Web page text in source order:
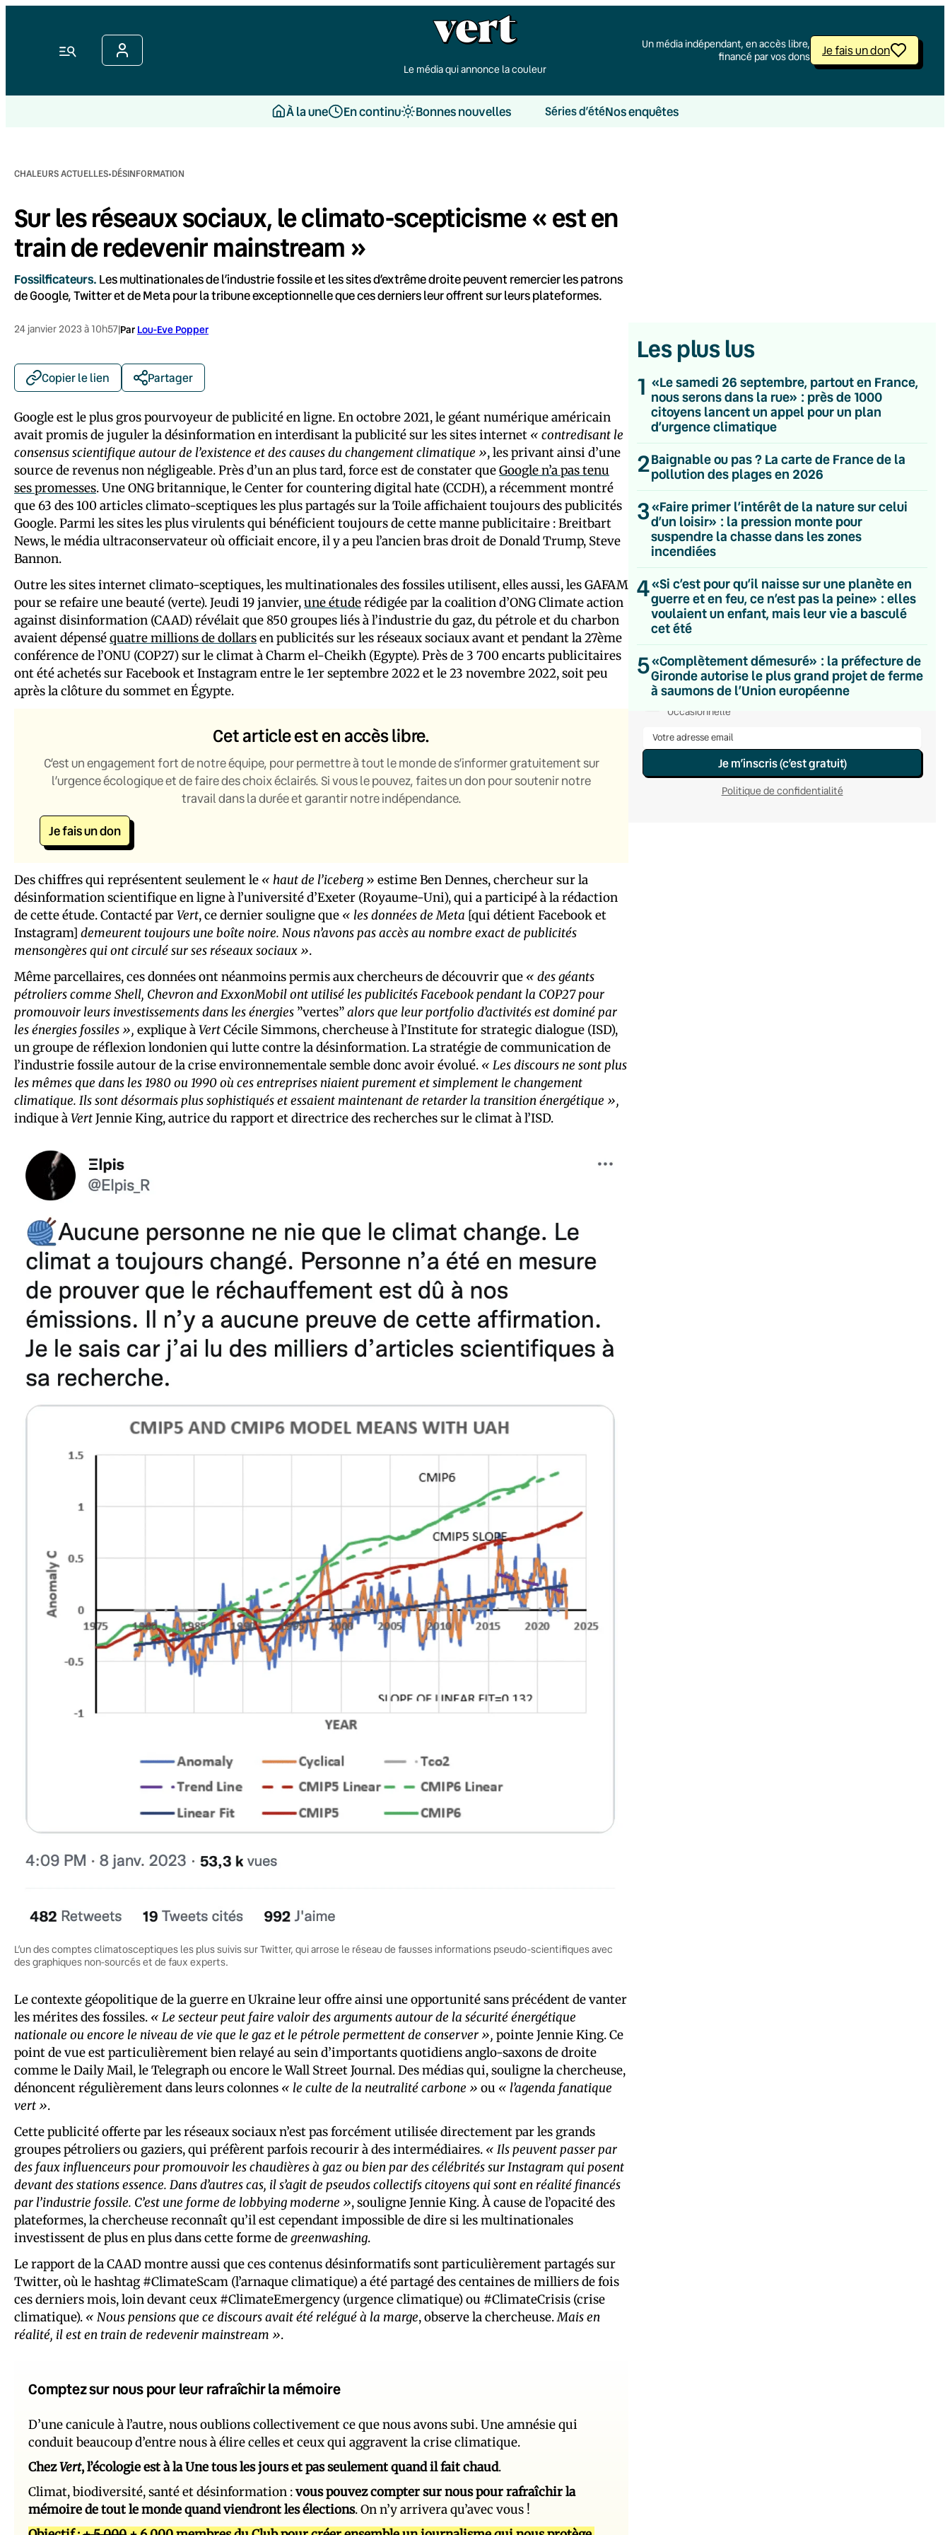
Menu
Le média qui annonce la couleur
Un média indépendant, en accès libre,
financé par vos dons
Je fais un don
À la une En continu Bonnes nouvelles Séries d’étéNos enquêtes
CHALEURS ACTUELLES·DÉSINFORMATION
Sur les réseaux sociaux, le climato-scepticisme « est en
train de redevenir mainstream »
Fossilficateurs. Les multinationales de l’industrie fossile et les sites d’extrême droite peuvent remercier les patrons
de Google, Twitter et de Meta pour la tribune exceptionnelle que ces derniers leur offrent sur leurs plateformes.
24 janvier 2023 à 10h57|Par Lou-Eve Popper
Copier le lien Partager
Google est le plus gros pourvoyeur de publicité en ligne. En octobre 2021, le géant numérique américain
avait promis de juguler la désinformation en interdisant la publicité sur les sites internet « contredisant le
consensus scientifique autour de l’existence et des causes du changement climatique », les privant ainsi d’une
source de revenus non négligeable. Près d’un an plus tard, force est de constater queGoogle n’a pas tenu
ses promesses. Une ONG britannique, le Center for countering digital hate (CCDH), a récemment montré
que 63 des 100 articles climato-sceptiques les plus partagés sur la Toile affichaient toujours des publicités
Google. Parmi les sites les plus virulents qui bénéficient toujours de cette manne publicitaire : Breitbart
News, le média ultraconservateur où officiait encore, il y a peu l’ancien bras droit de Donald Trump, Steve
Bannon.
Outre les sites internet climato-sceptiques, les multinationales des fossiles utilisent, elles aussi, les GAFAM
pour se refaire une beauté (verte). Jeudi 19 janvier,une étuderédigée par la coalition d’ONG Climate action
against disinformation (CAAD) révélait que 850 groupes liés à l’industrie du gaz, du pétrole et du charbon
avaient dépenséquatre millions de dollarsen publicités sur les réseaux sociaux avant et pendant la 27ème
conférence de l’ONU (COP27) sur le climat à Charm el-Cheikh (Egypte). Près de 3 700 encarts publicitaires
ont été achetés sur Facebook et Instagram entre le 1er septembre 2022 et le 23 novembre 2022, soit peu
après la clôture du sommet en Égypte.
Cet article est en accès libre.
C’est un engagement fort de notre équipe, pour permettre à tout le monde de s’informer gratuitement sur
l’urgence écologique et de faire des choix éclairés. Si vous le pouvez, faites un don pour soutenir notre
travail dans la durée et garantir notre indépendance.
Je fais un don
Des chiffres qui représentent seulement le « haut de l’iceberg » estime Ben Dennes, chercheur sur la
désinformation scientifique en ligne à l’université d’Exeter (Royaume-Uni), qui a participé à la rédaction
de cette étude. Contacté parVert, ce dernier souligne que « les données de Meta [qui détient Facebook et
Instagram] demeurent toujours une boîte noire. Nous n’avons pas accès au nombre exact de publicités
mensongères qui ont circulé sur ses réseaux sociaux ».
Même parcellaires, ces données ont néanmoins permis aux chercheurs de découvrir que « des géants
pétroliers comme Shell, Chevron and ExxonMobil ont utilisé les publicités Facebook pendant la COP27 pour
promouvoir leurs investissements dans les énergies ”vertes”alors que leur portfolio d’activités est dominé par
les énergies fossiles », explique àVertCécile Simmons, chercheuse à l’Institute for strategic dialogue (ISD),
un groupe de réflexion londonien qui lutte contre la désinformation. La stratégie de communication de
l’industrie fossile autour de la crise environnementale semble donc avoir évolué. « Les discours ne sont plus
les mêmes que dans les 1980 ou 1990 où ces entreprises niaient purement et simplement le changement
climatique. Ils sont désormais plus sophistiqués et essaient maintenant de retarder la transition énergétique »,
indique àVertJennie King, autrice du rapport et directrice des recherches sur le climat à l’ISD.
L’un des comptes climatosceptiques les plus suivis sur Twitter, qui arrose le réseau de fausses informations pseudo-scientifiques avec
des graphiques non-sourcés et de faux experts.
Le contexte géopolitique de la guerre en Ukraine leur offre ainsi une opportunité sans précédent de vanter
les mérites des fossiles. « Le secteur peut faire valoir des arguments autour de la sécurité énergétique
nationale ou encore le niveau de vie que le gaz et le pétrole permettent de conserver », pointe Jennie King. Ce
point de vue est particulièrement bien relayé au sein d’importants quotidiens anglo-saxons de droite
comme le Daily Mail, le Telegraph ou encore le Wall Street Journal. Des médias qui, souligne la chercheuse,
dénoncent régulièrement dans leurs colonnes « le culte de la neutralité carbone » ou « l’agenda fanatique
vert ».
Cette publicité offerte par les réseaux sociaux n’est pas forcément utilisée directement par les grands
groupes pétroliers ou gaziers, qui préfèrent parfois recourir à des intermédiaires. « Ils peuvent passer par
des faux influenceurs pour promouvoir les chaudières à gaz ou bien par des célébrités sur Instagram qui posent
devant des stations essence. Dans d’autres cas, il s’agit de pseudos collectifs citoyens qui sont en réalité financés
par l’industrie fossile. C’est une forme de lobbying moderne », souligne Jennie King. À cause de l’opacité des
plateformes, la chercheuse reconnaît qu’il est cependant impossible de dire si les multinationales
investissent de plus en plus dans cette forme degreenwashing.
Le rapport de la CAAD montre aussi que ces contenus désinformatifs sont particulièrement partagés sur
Twitter, où le hashtag #ClimateScam (l’arnaque climatique) a été partagé des centaines de milliers de fois
ces derniers mois, loin devant ceux #ClimateEmergency (urgence climatique) ou #ClimateCrisis (crise
climatique). « Nous pensions que ce discours avait été relégué à la marge, observe la chercheuse.Mais en
réalité, il est en train de redevenir mainstream ».
Comptez sur nous pour leur rafraîchir la mémoire
D’une canicule à l’autre, nous oublions collectivement ce que nous avons subi. Une amnésie qui
conduit beaucoup d’entre nous à élire celles et ceux qui aggravent la crise climatique.
ChezVert, l’écologie est à la Une tous les jours et pas seulement quand il fait chaud.
Climat, biodiversité, santé et désinformation :vous pouvez compter sur nous pour rafraîchir la
mémoire de tout le monde quand viendront les élections. On n’y arrivera qu’avec vous !
Les plus lus
1 «Le samedi 26 septembre, partout en France,
nous serons dans la rue» : près de 1000
citoyens lancent un appel pour un plan
d’urgence climatique
2Baignable ou pas ? La carte de France de la
pollution des plages en 2026
3«Faire primer l’intérêt de la nature sur celui
d’un loisir» : la pression monte pour
suspendre la chasse dans les zones
incendiées
4«Si c’est pour qu’il naisse sur une planète en
guerre et en feu, ce n’est pas la peine» : elles
voulaient un enfant, mais leur vie a basculé
cet été
5«Complètement démesuré» : la préfecture de
Gironde autorise le plus grand projet de ferme
à saumons de l’Union européenne
💌 Inscrivez-vous à nos newsletters
Quotidienne
Du lundi au vendredi
Hebdomadaire
Le samedi
Chaleurs Actuelles
Une fois par mois
C’était Mieux Après
Occasionnelle
Je m’inscris (c’est gratuit)
Politique de confidentialité